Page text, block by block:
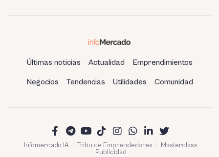
Últimas noticias Actualidad Emprendimientos
Negocios Tendencias Utilidades Comunidad
Infomercado IA Tribu de Emprendedores
Masterclass
Publicidad